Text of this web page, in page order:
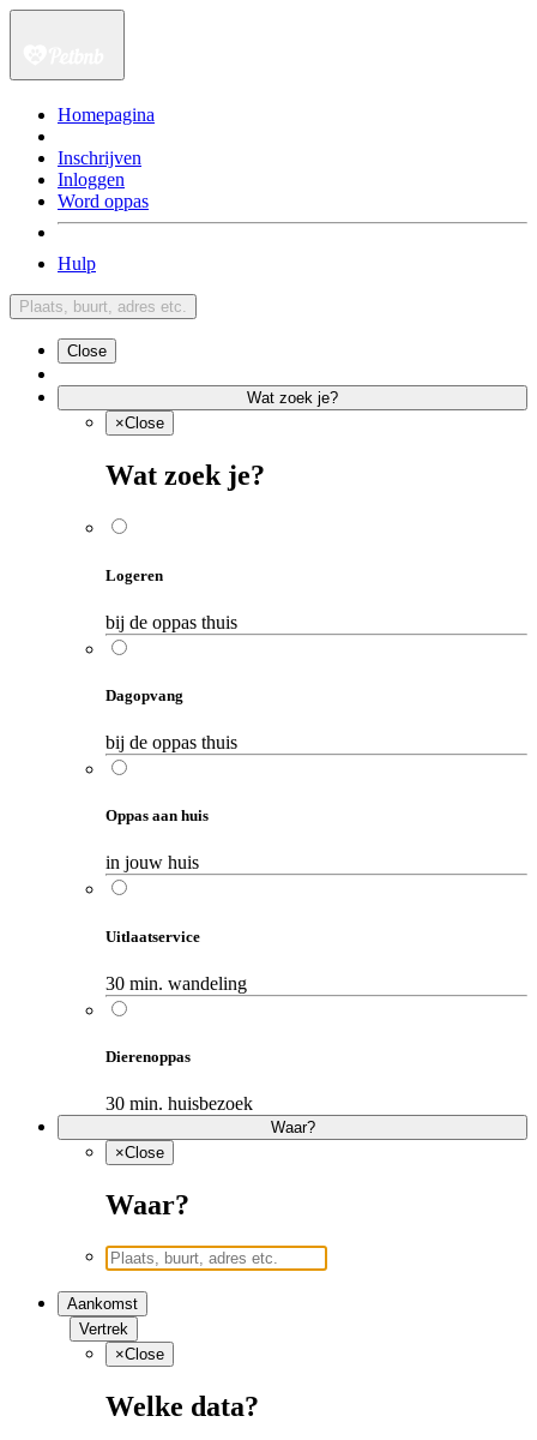
Homepagina
Inschrijven
Inloggen
Word oppas
Hulp
Plaats, buurt, adres etc.
Close
Wat zoek je?
×Close
Wat zoek je?
Logeren
bij de oppas thuis
Dagopvang
bij de oppas thuis
Oppas aan huis
in jouw huis
Uitlaatservice
30 min. wandeling
Dierenoppas
30 min. huisbezoek
Waar?
×Close
Waar?
Aankomst
Vertrek
×Close
Welke data?